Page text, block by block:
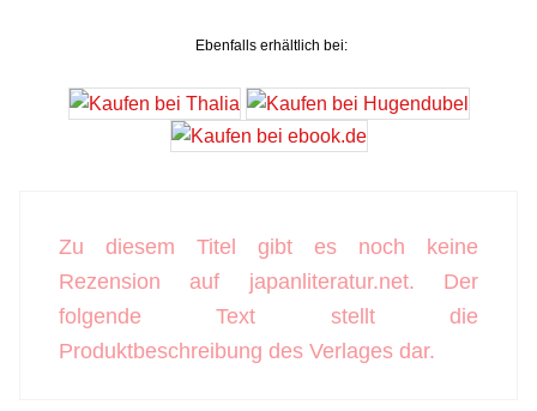
Ebenfalls erhältlich bei:
Zu diesem Titel gibt es noch keine
Rezension auf japanliteratur.net. Der
folgende Text stellt die
Produktbeschreibung des Verlages dar.